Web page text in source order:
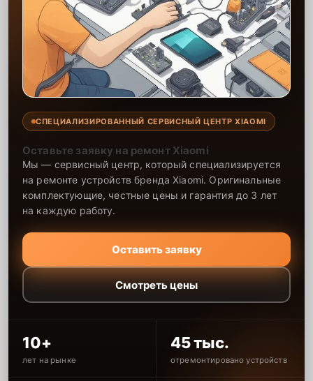
СПЕЦИАЛИЗИРОВАННЫЙ СЕРВИСНЫЙ ЦЕНТР XIAOMI
Оставьте заявку на ремонт Xiaomi
Мы — сервисный центр, который специализируется
на ремонте устройств бренда Xiaomi. Оригинальные
комплектующие, честные цены и гарантия до 3 лет
на каждую работу.
Оставить заявку
Смотреть цены
10+
лет на рынке
45 тыс.
отремонтировано устройств